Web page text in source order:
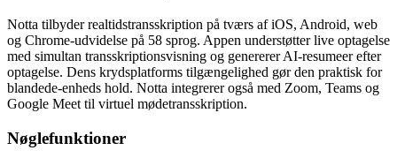
Notta tilbyder realtidstransskription på tværs af iOS, Android, web
og Chrome-udvidelse på 58 sprog. Appen understøtter live optagelse
med simultan transskriptionsvisning og genererer AI-resumeer efter
optagelse. Dens krydsplatforms tilgængelighed gør den praktisk for
blandede-enheds hold. Notta integrerer også med Zoom, Teams og
Google Meet til virtuel mødetransskription.
Nøglefunktioner